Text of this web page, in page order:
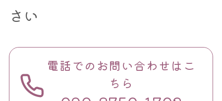
さい
電話でのお問い合わせはこ
ちら